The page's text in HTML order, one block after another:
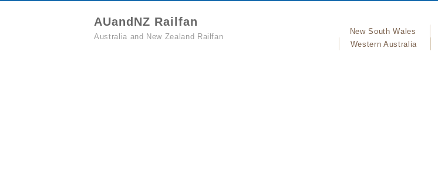
AUandNZ Railfan
Australia and New Zealand Railfan
New South Wales
Western Australia